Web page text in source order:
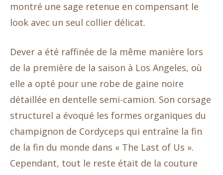
montré une sage retenue en compensant le
look avec un seul collier délicat.
Dever a été raffinée de la même manière lors
de la première de la saison à Los Angeles, où
elle a opté pour une robe de gaine noire
détaillée en dentelle semi-camion. Son corsage
structurel a évoqué les formes organiques du
champignon de Cordyceps qui entraîne la fin
de la fin du monde dans « The Last of Us ».
Cependant, tout le reste était de la couture